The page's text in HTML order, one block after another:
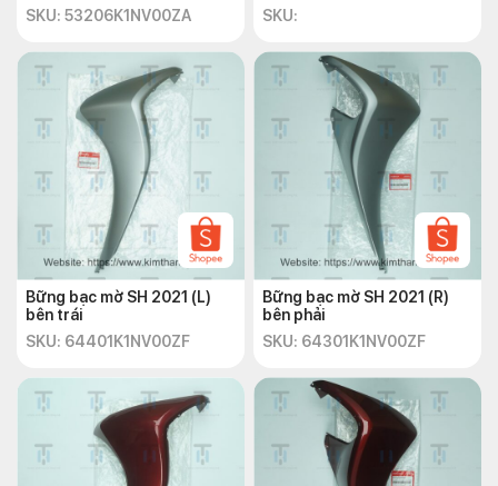
SKU: 53206K1NV00ZA
SKU:
Bững bạc mờ SH 2021 (L)
bên trái
SKU: 64401K1NV00ZF
Bững bạc mờ SH 2021 (R)
bên phải
SKU: 64301K1NV00ZF